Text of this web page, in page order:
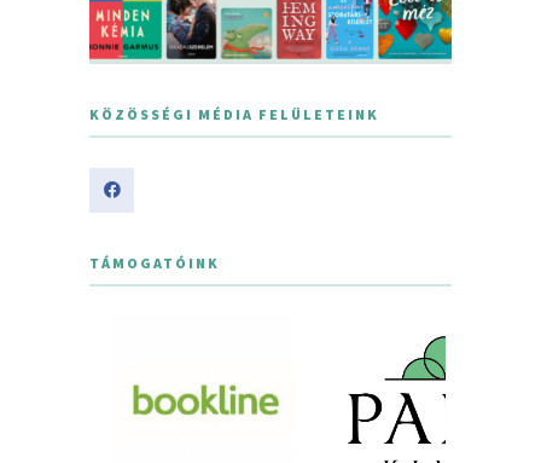
KÖZÖSSÉGI MÉDIA FELÜLETEINK
TÁMOGATÓINK